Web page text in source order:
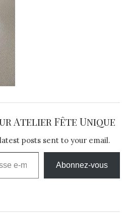
Atelier Fête Unique
posts sent to your email.
Abonnez-vous